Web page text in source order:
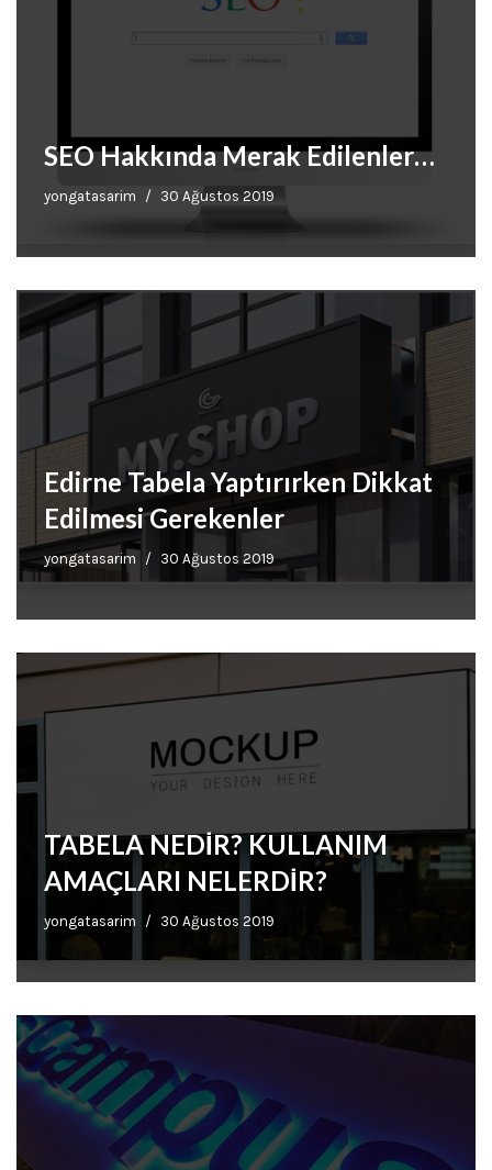
SEO Hakkında Merak Edilenler…
yongatasarim 30 Ağustos 2019
Edirne Tabela Yaptırırken Dikkat
Edilmesi Gerekenler
yongatasarim 30 Ağustos 2019
TABELA NEDİR? KULLANIM
AMAÇLARI NELERDİR?
yongatasarim 30 Ağustos 2019